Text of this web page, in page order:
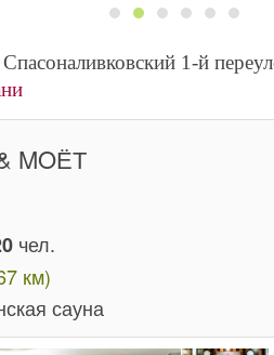
1-й
MOЁТ
чел.
км)
сауна